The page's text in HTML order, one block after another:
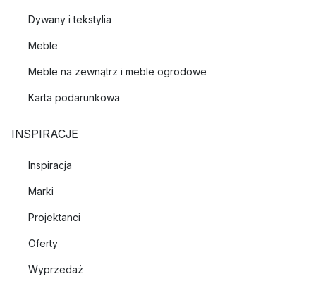
Dywany i tekstylia
Meble
Meble na zewnątrz i meble ogrodowe
Karta podarunkowa
INSPIRACJE
Inspiracja
Marki
Projektanci
Oferty
Wyprzedaż